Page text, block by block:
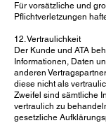
Für vorsätzliche und
Pflichtverletzungen
12. Vertraulichkeit
Der Kunde und ATA
Informationen, Daten
anderen
diese nicht als
Zweifel sind sämtliche
vertraulich zu
gesetzliche